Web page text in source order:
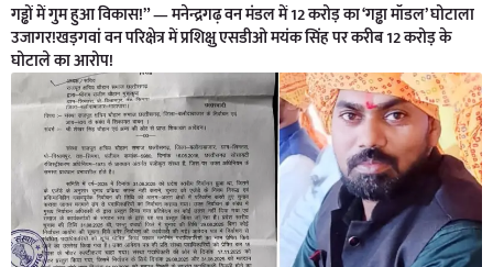
गड्ढों में गुम हुआ विकास!” — मनेन्द्रगढ़ वन मंडल में 12 करोड़ का ‘गड्ढा मॉडल’ घोटाला
उजागर!खड़गवां वन परिक्षेत्र में प्रशिक्षु एसडीओ मयंक सिंह पर करीब 12 करोड़ के
घोटाले का आरोप!